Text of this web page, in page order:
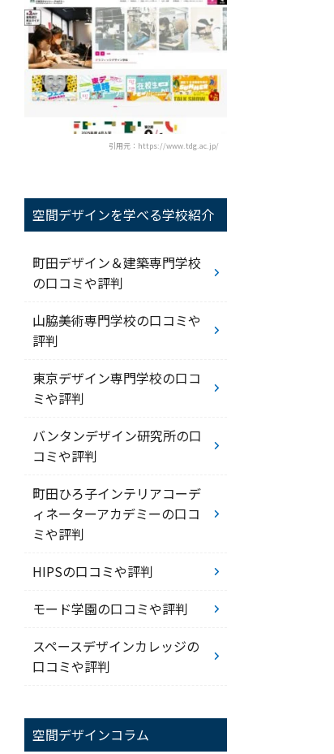
引用元：https://www.tdg.ac.jp/
空間デザインを学べる学校紹介
町田デザイン＆建築専門学校
の口コミや評判
山脇美術専門学校の口コミや
評判
東京デザイン専門学校の口コ
ミや評判
バンタンデザイン研究所の口
コミや評判
町田ひろ子インテリアコーデ
ィネーターアカデミーの口コ
ミや評判
HIPSの口コミや評判
モード学園の口コミや評判
スペースデザインカレッジの
口コミや評判
空間デザインコラム